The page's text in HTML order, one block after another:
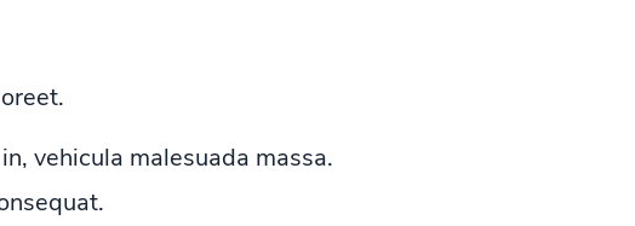
vehicula malesuada massa.